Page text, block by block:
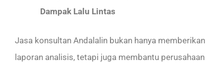
Dampak Lalu Lintas
Jasa konsultan Andalalin bukan hanya memberikan
laporan analisis, tetapi juga membantu perusahaan